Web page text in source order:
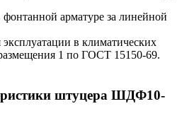
арматуре за линейной
в климатических
1 по ГОСТ 15150-69.
штуцера ШДФ10-